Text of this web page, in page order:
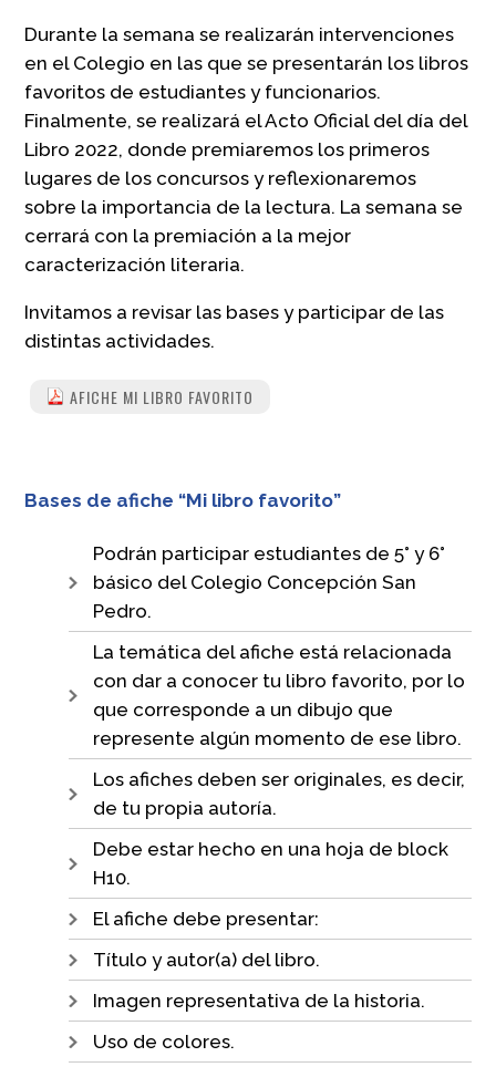
Durante la semana se realizarán intervenciones
en el Colegio en las que se presentarán los libros
favoritos de estudiantes y funcionarios.
Finalmente, se realizará el Acto Oficial del día del
Libro 2022, donde premiaremos los primeros
lugares de los concursos y reflexionaremos
sobre la importancia de la lectura. La semana se
cerrará con la premiación a la mejor
caracterización literaria.
Invitamos a revisar las bases y participar de las
distintas actividades.
AFICHE MI LIBRO FAVORITO
Bases de afiche “Mi libro favorito”
Podrán participar estudiantes de 5° y 6°
básico del Colegio Concepción San
Pedro.
La temática del afiche está relacionada
con dar a conocer tu libro favorito, por lo
que corresponde a un dibujo que
represente algún momento de ese libro.
Los afiches deben ser originales, es decir,
de tu propia autoría.
Debe estar hecho en una hoja de block
H10.
El afiche debe presentar:
Título y autor(a) del libro.
Imagen representativa de la historia.
Uso de colores.